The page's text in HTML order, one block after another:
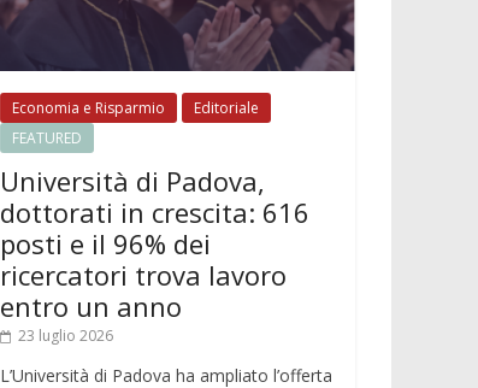
Economia e Risparmio
Editoriale
FEATURED
Università di Padova,
dottorati in crescita: 616
posti e il 96% dei
ricercatori trova lavoro
entro un anno
23 luglio 2026
L’Università di Padova ha ampliato l’offerta